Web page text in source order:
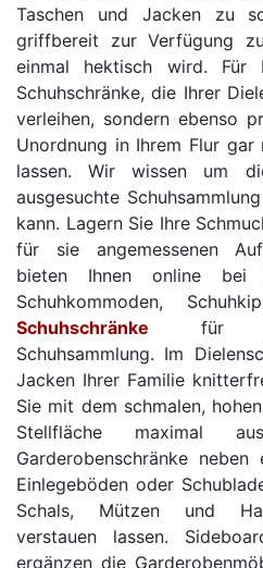
Taschen und Jacken zu
griffbereit zur Verfügung
einmal hektisch wird. Für
Schuhschränke, die Ihrer
verleihen, sondern ebenso
Unordnung in Ihrem Flur
lassen. Wir wissen um
ausgesuchte
kann. Lagern Sie Ihre
für sie angemessenen
bieten Ihnen online bei
Schuhkommoden,
Schuhschränke für
Schuhsammlung. Im
Jacken Ihrer Familie
Sie mit dem schmalen,
Stellfläche maximal
Garderobenschränke
Einlegeböden oder
Schals, Mützen und
verstauen lassen.
ergänzen die